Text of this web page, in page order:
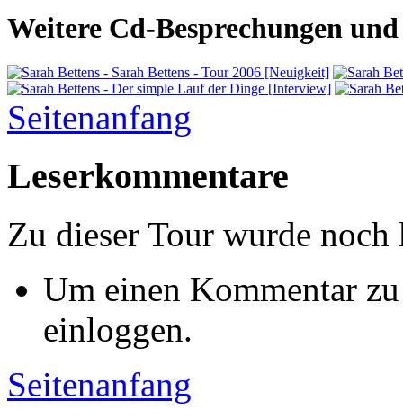
Weitere Cd-Besprechungen
Seitenanfang
Leserkommentare
Zu dieser Tour wurde
Um einen Kommentar
einloggen.
Seitenanfang